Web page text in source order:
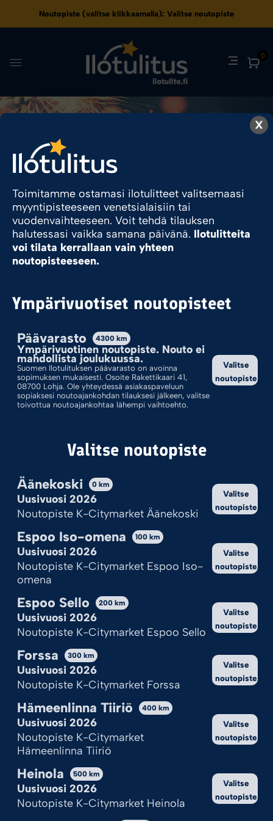
Noutopiste (valitse klikkaamalla): Valitse noutopiste
0
Ilotulite.fi Myyntipisteet
Sesonkituote
Noutopiste Porvoo
K-Citymarket Porvoo
Runeberginkatu 33, 06100 Porvoo
Uusivuosi – noutoajat
Su 27.12.2026
13 - 18
Ilotulitepisteen aukioloajat
X
Toimitamme ostamasi ilotulitteet valitsemaasi
myyntipisteeseen venetsialaisiin tai
vuodenvaihteeseen. Voit tehdä tilauksen
halutessasi vaikka samana päivänä. Ilotulitteita
voi tilata kerrallaan vain yhteen
noutopisteeseen.
Ympärivuotiset noutopisteet
Päävarasto 4300 km
Ympärivuotinen noutopiste. Nouto ei
mahdollista joulukuussa.
Suomen Ilotulituksen päävarasto on avoinna
sopimuksen mukaisesti. Osoite Rakettikaari 41,
08700 Lohja. Ole yhteydessä asiakaspaveluun
sopiaksesi noutoajankohdan tilauksesi jälkeen, valitse
toivottua noutoajankohtaa lähempi vaihtoehto.
Valitse
noutopiste
Valitse noutopiste
Äänekoski 0 km
Uusivuosi 2026
Noutopiste K-Citymarket Äänekoski
Valitse
noutopiste
Espoo Iso-omena 100 km
Uusivuosi 2026
Noutopiste K-Citymarket Espoo Iso-
omena
Valitse
noutopiste
Espoo Sello 200 km
Uusivuosi 2026
Noutopiste K-Citymarket Espoo Sello
Valitse
noutopiste
Forssa 300 km
Uusivuosi 2026
Noutopiste K-Citymarket Forssa
Valitse
noutopiste
Hämeenlinna Tiiriö 400 km
Uusivuosi 2026
Noutopiste K-Citymarket
Hämeenlinna Tiiriö
Valitse
noutopiste
Heinola 500 km
Uusivuosi 2026
Noutopiste K-Citymarket Heinola
Valitse
noutopiste